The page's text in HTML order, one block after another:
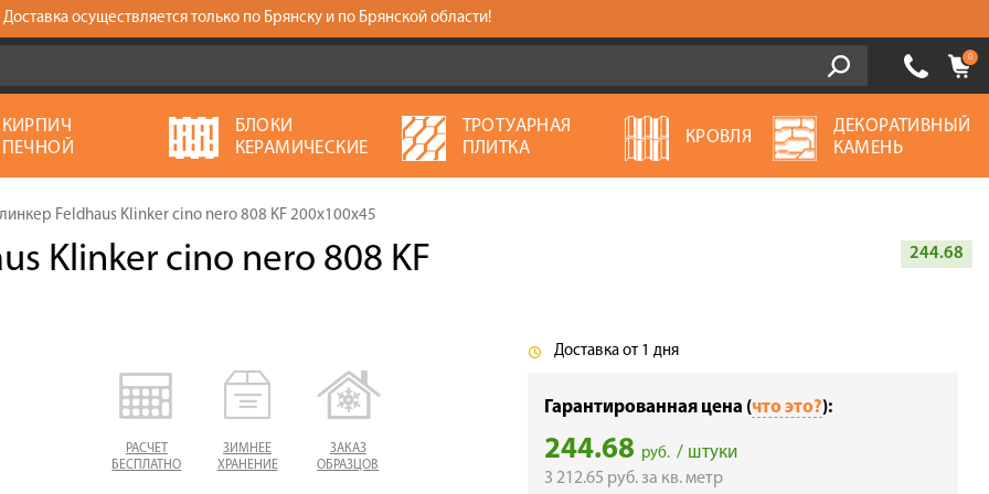
Доставка осуществляется только по Брянску и по Брянской области!
0
КИРПИЧ
ПЕЧНОЙ
БЛОКИ
КЕРАМИЧЕСКИЕ
ТРОТУАРНАЯ
ПЛИТКА
КРОВЛЯ
ДЕКОРАТИВНЫЙ
КАМЕНЬ
Feldhaus Klinker cino nero 808 KF 200х100х45
Klinker cino nero 808 KF
244.68
РАСЧЕТ
БЕСПЛАТНО
ЗИМНЕЕ
ХРАНЕНИЕ
ЗАКАЗ
ОБРАЗЦОВ
Доставка от 1 дня
Гарантированная цена (что это?):
244.68 руб. / штуки
3 212.65 руб.за кв. метр